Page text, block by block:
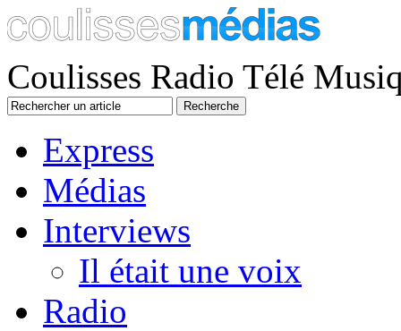
Coulisses Radio Télé
Express
Médias
Interviews
Il était une voix
Radio